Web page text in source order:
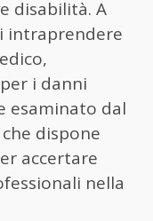
disabilità. A
intraprendere
i danni
esaminato dal
dispone
accertare
nella